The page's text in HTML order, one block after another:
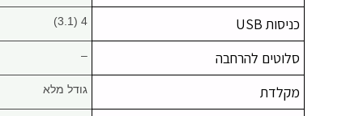
כניסות USB 4 (3.1)
סלוטים להרחבה –
מקלדת גודל מלא